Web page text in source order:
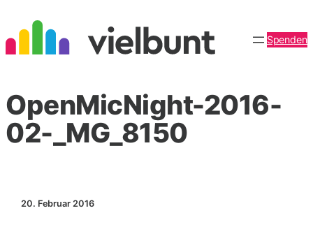
Inhalt
springen
Spenden
OpenMicNight-2016-
02-_MG_8150
20. Februar 2016